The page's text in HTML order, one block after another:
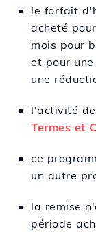
le forfait
acheté
mois pour
et pour
une
l'activité
Termes et
ce
un autre
la remise
période